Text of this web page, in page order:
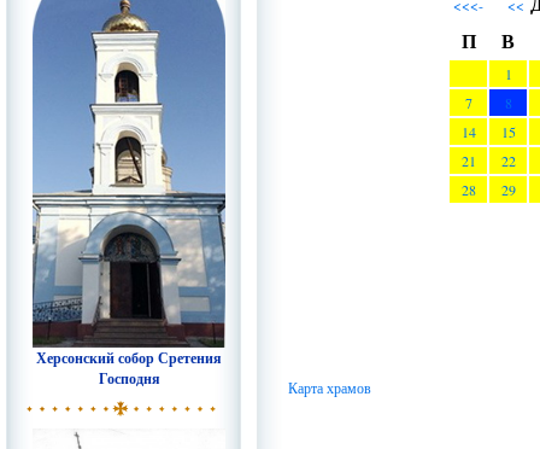
Херсонский собор Сретения
Господня
<<<- <<
П
В
1
7
8
14
15
21
22
28
29
Карта храмов